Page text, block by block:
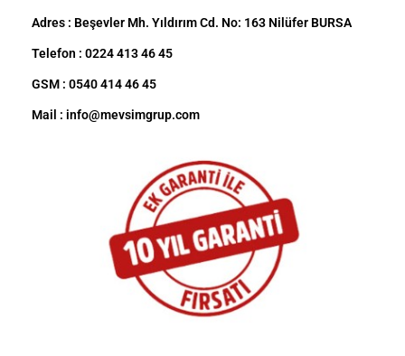
Adres : Beşevler Mh. Yıldırım Cd. No: 163 Nilüfer BURSA
Telefon : 0224 413 46 45
GSM : 0540 414 46 45
Mail : info@mevsimgrup.com